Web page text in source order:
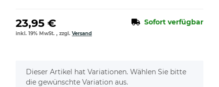
23,95 € Sofort verfügbar
inkl. 19% MwSt. , zzgl. Versand
x
Dieser Artikel hat Variationen. Wählen Sie bitte
die gewünschte Variation aus.